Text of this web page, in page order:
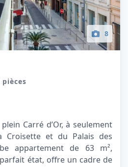
8
pièces
Carré d’Or, à seulement
Croisette et du Palais des
appartement de 63 m²,
état, offre un cadre de